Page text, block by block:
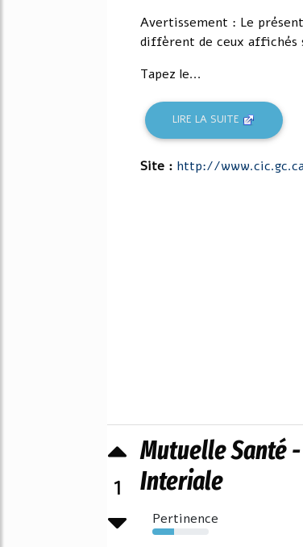
Avertissement : Le
diffèrent de ceux affichés
Tapez le...
LIRE LA SUITE
Site : http://
1
Mutuelle Santé
Interiale
Pertinence
39%